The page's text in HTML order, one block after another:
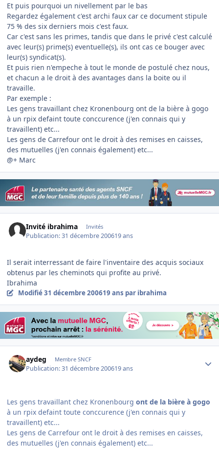
Et puis pourquoi un nivellement par le bas
Regardez également c'est archi faux car ce document stipule
75 % des six derniers mois c'est faux.
Car c'est sans les primes, tandis que dans le privé c'est calculé
avec leur(s) prime(s) eventuelle(s), ils ont cas ce bouger avec
leur(s) syndicat(s).
Et puis rien n'empeche à tout le monde de postulé chez nous,
et chacun a le droit à des avantages dans la boite ou il
travaille.
Par exemple :
Les gens travaillant chez Kronenbourg ont de la bière à gogo
à un rpix defaint toute conccurence (j'en connais qui y
travaillent) etc...
Les gens de Carrefour ont le droit à des remises en caisses,
des mutuelles (j'en connais également) etc...
@+ Marc
Invité ibrahima Invités
Publication:31 décembre 200619 ans
Il serait interressant de faire l'inventaire des acquis sociaux
obtenus par les cheminots qui profite au privé.
Ibrahima
Modifié31 décembre 200619 ans par ibrahima
aydeg Membre SNCF
Publication:31 décembre 200619 ans
Les gens travaillant chez Kronenbourg ont de la bière à gogo
à un rpix defaint toute conccurence (j'en connais qui y
travaillent) etc...
Les gens de Carrefour ont le droit à des remises en caisses,
des mutuelles (j'en connais également) etc...